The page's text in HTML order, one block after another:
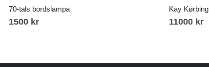
70-tals bordslampa
1500 kr
Kay Kørbing
11000 kr